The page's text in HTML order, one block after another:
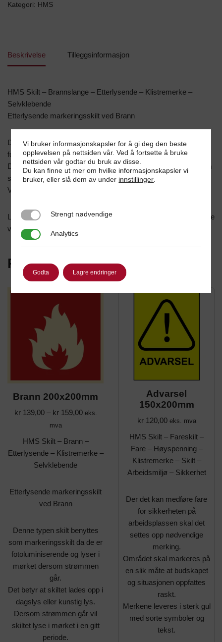
Kategori: HMS
Beskrivelse Tilleggsinformasjon
HMS Skilt – Brannslange – Etterlysende – Klistremerke –
Selvklebende
Etterlysende markeringsskilt ved Brann
Denne typen skilt benyttes som markeringsskilt da de er
fotoluminiserende og lyser i mørket dersom strømmen går.
Det betyr at skiltet lades opp i dagslys eller kunstig lys. Dersom
strømmen går vil skiltet lyse i mørket i en gitt periode.
Våre skilt produseres i folie av høy kvalitet.
Leveres i etterlysende skilt (2mm gobonplate) eller selvklebende
vinyl.
Relaterte produkter
Brann 200x200mm
kr139,00 – kr159,00 eks.
mva
HMS Skilt – Brann –
Etterlysende – Klistremerke –
Selvklebende
Etterlysende markeringsskilt
ved Brann
Denne typen skilt benyttes
som markeringsskilt da de er
fotoluminiserende og lyser i
mørket dersom strømmen
går.
Det betyr at skiltet lades opp i
dagslys eller kunstig lys.
Dersom strømmen går vil
skiltet lyse i mørket i en gitt
periode.
Advarsel
150x200mm
kr120,00 eks. mva
HMS Skilt – Fareskilt –
Fare – Høyspenning –
Klistremerke – Skilt –
Arbeidsmiljø – Sikkerhet
Der det kan medføre fare
for sikkerheten på
arbeidsplassen skal det
settes opp nødvendige
merking.
Området skal markeres på
en slik måte at budskapet
og situasjonen oppfattes
raskt.
Merkene leveres i sterk gul
med sorte symboler og
tekst.
Vi bruker informasjonskapsler for å gi deg den beste
opplevelsen på nettsiden vår. Ved å fortsette å bruke
nettsiden vår godtar du bruk av disse.
Du kan finne ut mer om hvilke informasjonskapsler vi
bruker, eller slå dem av under innstillinger
Strengt nødvendige
Strengt nødvendige
Analytics Analytics
Godta Lagre endringer